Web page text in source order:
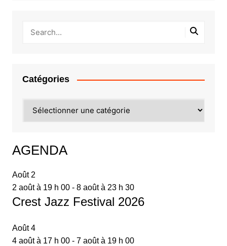
Catégories
AGENDA
Août 2
2 août à 19 h 00- 8 août à 23 h 30
Crest Jazz Festival 2026
Août4
4 août à 17 h 00- 7 août à 19 h 00